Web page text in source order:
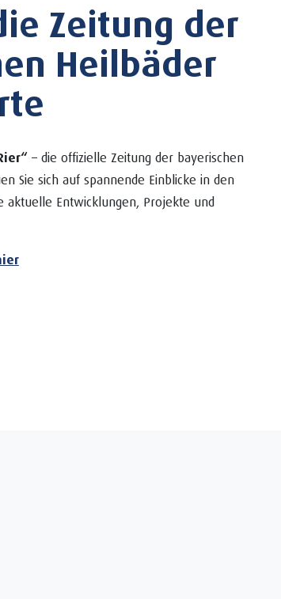
Zeitung der
Heilbäder
– die offizielle Zeitung der bayerischen
Sie sich auf spannende Einblicke in den
aktuelle Entwicklungen, Projekte und